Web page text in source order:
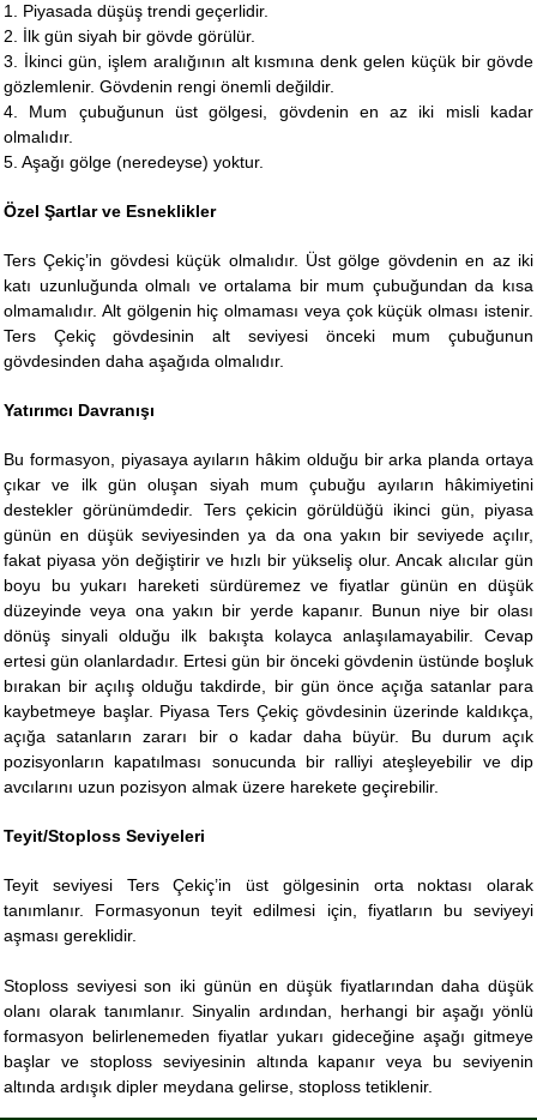
1. Piyasada düşüş trendi geçerlidir.
2. İlk gün siyah bir gövde görülür.
3. İkinci gün, işlem aralığının alt kısmına denk gelen küçük bir gövde
gözlemlenir. Gövdenin rengi önemli değildir.
4. Mum çubuğunun üst gölgesi, gövdenin en az iki misli kadar
olmalıdır.
5. Aşağı gölge (neredeyse) yoktur.
Özel Şartlar ve Esneklikler
Ters Çekiç’in gövdesi küçük olmalıdır. Üst gölge gövdenin en az iki
katı uzunluğunda olmalı ve ortalama bir mum çubuğundan da kısa
olmamalıdır. Alt gölgenin hiç olmaması veya çok küçük olması istenir.
Ters Çekiç gövdesinin alt seviyesi önceki mum çubuğunun
gövdesinden daha aşağıda olmalıdır.
Yatırımcı Davranışı
Bu formasyon, piyasaya ayıların hâkim olduğu bir arka planda ortaya
çıkar ve ilk gün oluşan siyah mum çubuğu ayıların hâkimiyetini
destekler görünümdedir. Ters çekicin görüldüğü ikinci gün, piyasa
günün en düşük seviyesinden ya da ona yakın bir seviyede açılır,
fakat piyasa yön değiştirir ve hızlı bir yükseliş olur. Ancak alıcılar gün
boyu bu yukarı hareketi sürdüremez ve fiyatlar günün en düşük
düzeyinde veya ona yakın bir yerde kapanır. Bunun niye bir olası
dönüş sinyali olduğu ilk bakışta kolayca anlaşılamayabilir. Cevap
ertesi gün olanlardadır. Ertesi gün bir önceki gövdenin üstünde boşluk
bırakan bir açılış olduğu takdirde, bir gün önce açığa satanlar para
kaybetmeye başlar. Piyasa Ters Çekiç gövdesinin üzerinde kaldıkça,
açığa satanların zararı bir o kadar daha büyür. Bu durum açık
pozisyonların kapatılması sonucunda bir ralliyi ateşleyebilir ve dip
avcılarını uzun pozisyon almak üzere harekete geçirebilir.
Teyit/Stoploss Seviyeleri
Teyit seviyesi Ters Çekiç’in üst gölgesinin orta noktası olarak
tanımlanır. Formasyonun teyit edilmesi için, fiyatların bu seviyeyi
aşması gereklidir.
Stoploss seviyesi son iki günün en düşük fiyatlarından daha düşük
olanı olarak tanımlanır. Sinyalin ardından, herhangi bir aşağı yönlü
formasyon belirlenemeden fiyatlar yukarı gideceğine aşağı gitmeye
başlar ve stoploss seviyesinin altında kapanır veya bu seviyenin
altında ardışık dipler meydana gelirse, stoploss tetiklenir.